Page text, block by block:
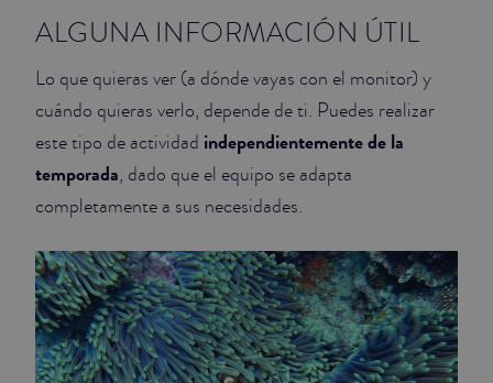
ALGUNA INFORMACIÓN ÚTIL
Lo que quieras ver (a dónde vayas con el monitor) y
cuándo quieras verlo, depende de ti. Puedes realizar
este tipo de actividad independientemente de la
temporada, dado que el equipo se adapta
completamente a sus necesidades.